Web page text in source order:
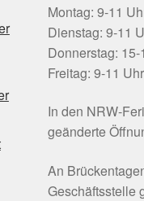
Montag: 9-11
Dienstag: 9-11
Donnerstag: 15-
Freitag: 9-11
In den NRW-
geänderte
An
Geschäftsstelle